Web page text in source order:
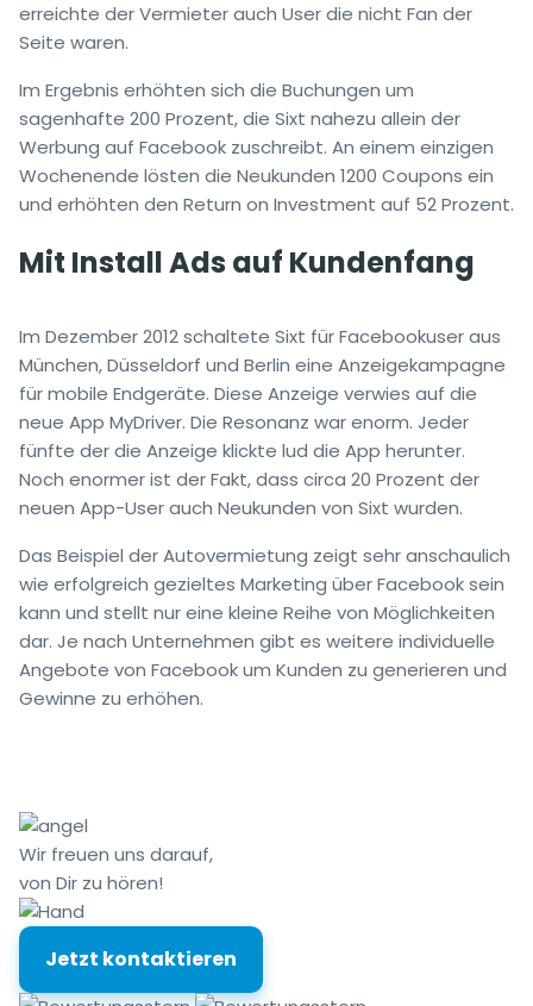
erreichte der Vermieter auch User die nicht Fan der
Seite waren.
Im Ergebnis erhöhten sich die Buchungen um
sagenhafte 200 Prozent, die Sixt nahezu allein der
Werbung auf Facebook zuschreibt. An einem einzigen
Wochenende lösten die Neukunden 1200 Coupons ein
und erhöhten den Return on Investment auf 52 Prozent.
Mit Install Ads auf Kundenfang
Im Dezember 2012 schaltete Sixt für Facebookuser aus
München, Düsseldorf und Berlin eine Anzeigekampagne
für mobile Endgeräte. Diese Anzeige verwies auf die
neue App MyDriver. Die Resonanz war enorm. Jeder
fünfte der die Anzeige klickte lud die App herunter.
Noch enormer ist der Fakt, dass circa 20 Prozent der
neuen App-User auch Neukunden von Sixt wurden.
Das Beispiel der Autovermietung zeigt sehr anschaulich
wie erfolgreich gezieltes Marketing über Facebook sein
kann und stellt nur eine kleine Reihe von Möglichkeiten
dar. Je nach Unternehmen gibt es weitere individuelle
Angebote von Facebook um Kunden zu generieren und
Gewinne zu erhöhen.
Wir freuen uns darauf,
von Dir zu hören!
Jetzt kontaktieren